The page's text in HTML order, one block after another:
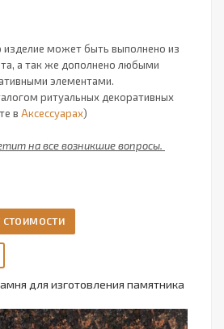
может быть выполнено из
а так же дополнено любыми
элементами.
ритуальных декоративных
в Аксессуарах)
на все возникшие вопросы.
СТОИМОСТИ
для изготовления памятника